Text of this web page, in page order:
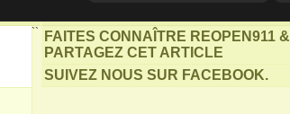
``
FAITES CONNAÎTRE REOPEN911 &
PARTAGEZ CET ARTICLE
SUIVEZ NOUS SUR FACEBOOK.